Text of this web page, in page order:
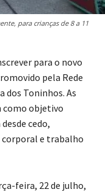
para crianças de 8 a 11
para o novo
pela Rede
dos Toninhos. As
objetivo
cedo,
corporal e trabalho
feira, 22 de julho,